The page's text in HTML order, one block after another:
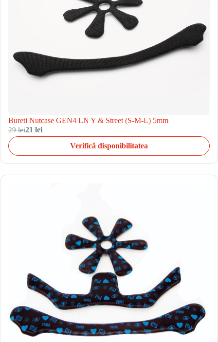
Bureti Nutcase GEN4 LN Y & Street (S-M-L) 5mm
29 lei21 lei
Verifică disponibilitatea